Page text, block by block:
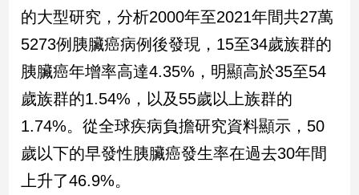
民
調
國
會
點
觀
點
的大型研究，分析2000年至2021年間共27萬
5273例胰臟癌病例後發現，15至34歲族群的
胰臟癌年增率高達4.35%，明顯高於35至54
歲族群的1.54%，以及55歲以上族群的
1.74%。從全球疾病負擔研究資料顯示，50
歲以下的早發性胰臟癌發生率在過去30年間
上升了46.9%。